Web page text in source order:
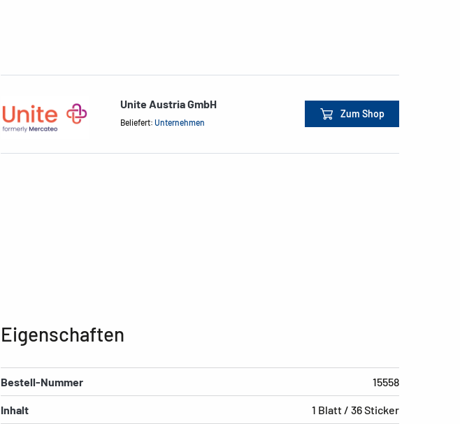
Unite Austria GmbH
Beliefert: Unternehmen
Zum Shop
Eigenschaften
Bestell-Nummer 15558
Inhalt 1 Blatt / 36 Sticker